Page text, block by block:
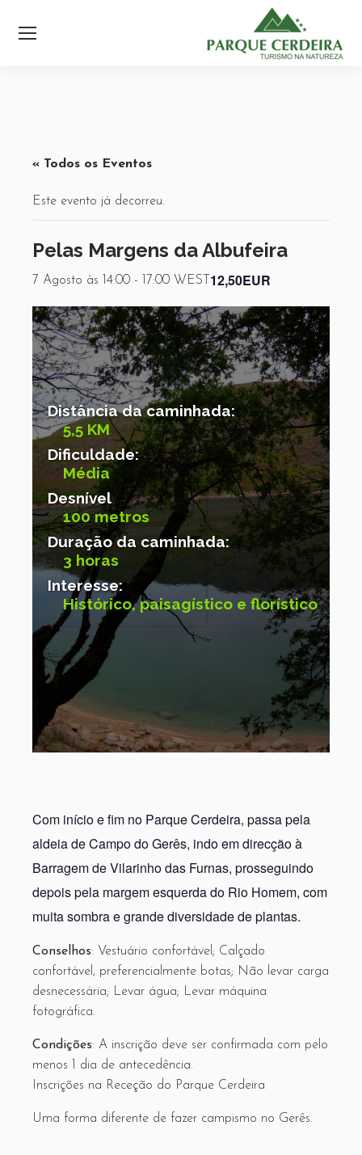
« Todos os Eventos
Este evento já decorreu.
Pelas Margens da Albufeira
7 Agosto às 14:00 - 17:00 WEST 12,50EUR
Distância da caminhada:
Dificuldade:
Desnível
Duração da caminhada:
Interesse:
5,5 KM
Média
100 metros
3 horas
Histórico, paisagístico e florístico
Com início e fim no Parque Cerdeira, passa pela
aldeia de Campo do Gerês, indo em direcção à
Barragem de Vilarinho das Furnas, prosseguindo
depois pela margem esquerda do Rio Homem, com
muita sombra e grande diversidade de plantas.
Conselhos: Vestuário confortável; Calçado
confortável, preferencialmente botas; Não levar carga
desnecessária; Levar água; Levar máquina
fotográfica.
Condições: A inscrição deve ser confirmada com pelo
menos 1 dia de antecedência.
Inscrições na Receção do Parque Cerdeira
Uma forma diferente de fazer campismo no Gerês.